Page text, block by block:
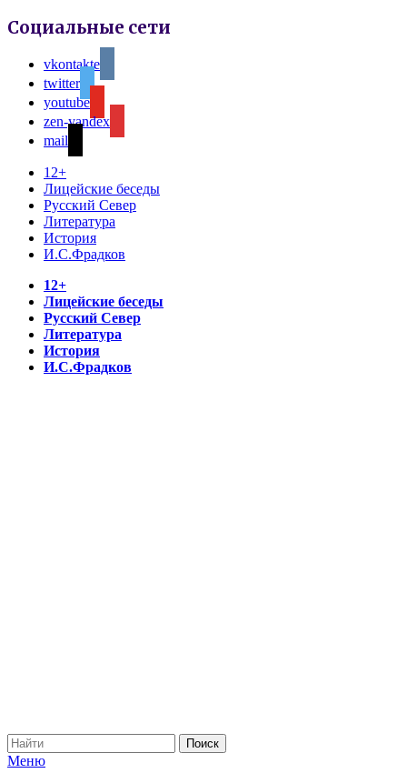
Социальные сети
vkontakte
twitter
youtube
zen-yandex
mail
12+
Лицейские беседы
Русский Север
Литература
История
И.С.Фрадков
12+
Лицейские беседы
Русский Север
Литература
История
И.С.Фрадков
Меню